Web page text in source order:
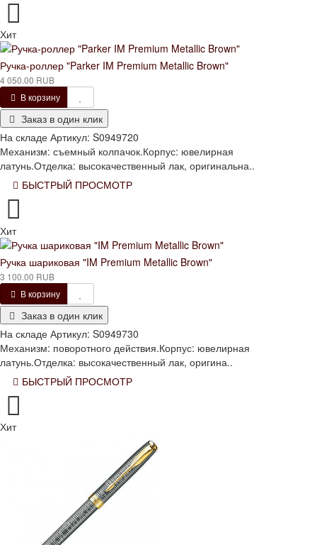
Хит
Ручка-роллер "Parker IM Premium Metallic Brown"
4 050.00 RUB
В корзину
Заказ в один клик
На складе Артикул: S0949720
Механизм: съемный колпачок.Корпус: ювелирная
латунь.Отделка: высокачественный лак, оригинальна..
БЫСТРЫЙ ПРОСМОТР
Хит
Ручка шариковая "IM Premium Metallic Brown"
3 100.00 RUB
В корзину
Заказ в один клик
На складе Артикул: S0949730
Механизм: поворотного действия.Корпус: ювелирная
латунь.Отделка: высокачественный лак, оригина..
БЫСТРЫЙ ПРОСМОТР
Хит